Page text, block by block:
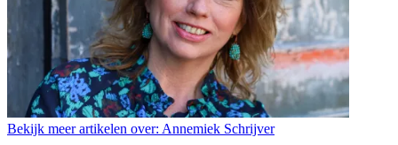
Bekijk meer artikelen over: Annemiek Schrijver